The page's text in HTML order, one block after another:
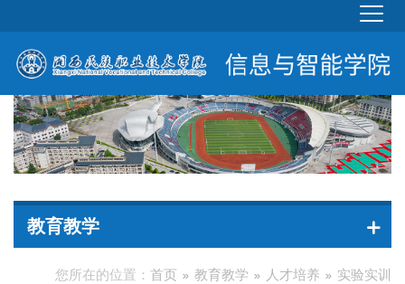
教育教学
您所在的位置： 首页 教育教学 人才培养 实验实训